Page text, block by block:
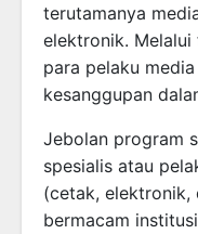
terutamanya
elektronik.
para pelaku
kesanggupan
Jebolan program
spesialis atau
(cetak, elektronik,
bermacam